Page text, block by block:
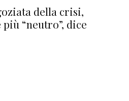
della crisi,
“neutro”, dice